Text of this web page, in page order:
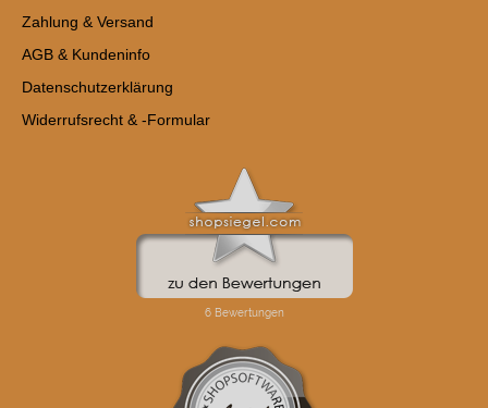
Zahlung & Versand
AGB & Kundeninfo
Datenschutzerklärung
Widerrufsrecht & -Formular